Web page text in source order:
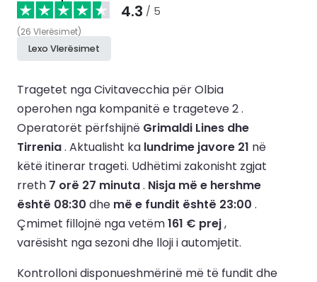
4.3 / 5
(26 Vlerësimet)
Lexo Vlerësimet
Tragetet nga Civitavecchia për Olbia
operohen nga kompanitë e trageteve 2 .
Operatorët përfshijnë Grimaldi Lines dhe
Tirrenia. Aktualisht ka lundrime javore 21 në
këtë itinerar trageti. Udhëtimi zakonisht zgjat
rreth 7 orë 27 minuta. Nisja më e hershme
është 08:30 dhe më e fundit është 23:00 .
Çmimet fillojnë nga vetëm161 € prej,
varësisht nga sezoni dhe lloji i automjetit.
Kontrolloni disponueshmërinë më të fundit dhe